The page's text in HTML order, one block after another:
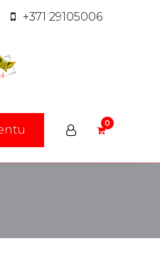
+371 29105006